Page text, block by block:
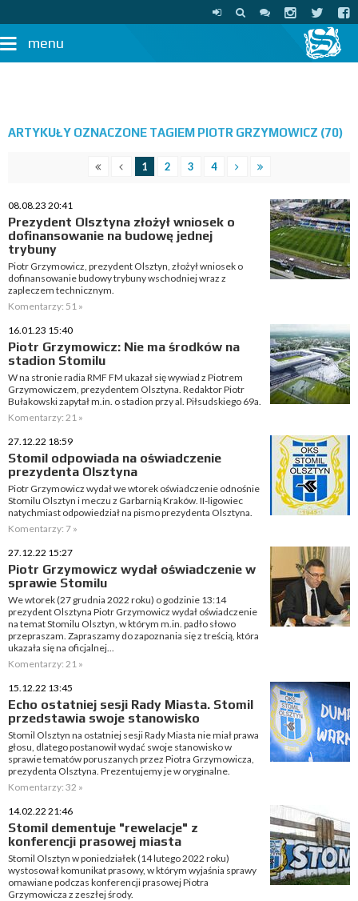
menu
ARTYKUŁY OZNACZONE TAGIEM PIOTR GRZYMOWICZ (70)
1 2 3 4
08.08.23 20:41
Prezydent Olsztyna złożył wniosek o
dofinansowanie na budowę jednej
trybuny
Piotr Grzymowicz, prezydent Olsztyn, złożył wniosek o
dofinansowanie budowy trybuny wschodniej wraz z
zapleczem technicznym.
Komentarzy: 51 »
16.01.23 15:40
Piotr Grzymowicz: Nie ma środków na
stadion Stomilu
W na stronie radia RMF FM ukazał się wywiad z Piotrem
Grzymowiczem, prezydentem Olsztyna. Redaktor Piotr
Bułakowski zapytał m.in. o stadion przy al. Piłsudskiego 69a.
Komentarzy: 21 »
27.12.22 18:59
Stomil odpowiada na oświadczenie
prezydenta Olsztyna
Piotr Grzymowicz wydał we wtorek oświadczenie odnośnie
Stomilu Olsztyn i meczu z Garbarnią Kraków. II-ligowiec
natychmiast odpowiedział na pismo prezydenta Olsztyna.
Komentarzy: 7 »
27.12.22 15:27
Piotr Grzymowicz wydał oświadczenie w
sprawie Stomilu
We wtorek (27 grudnia 2022 roku) o godzinie 13:14
prezydent Olsztyna Piotr Grzymowicz wydał oświadczenie
na temat Stomilu Olsztyn, w którym m.in. padło słowo
przepraszam. Zapraszamy do zapoznania się z treścią, która
ukazała się na oficjalnej...
Komentarzy: 21 »
15.12.22 13:45
Echo ostatniej sesji Rady Miasta. Stomil
przedstawia swoje stanowisko
Stomil Olsztyn na ostatniej sesji Rady Miasta nie miał prawa
głosu, dlatego postanowił wydać swoje stanowisko w
sprawie tematów poruszanych przez Piotra Grzymowicza,
prezydenta Olsztyna. Prezentujemy je w oryginalne.
Komentarzy: 32 »
14.02.22 21:46
Stomil dementuje "rewelacje" z
konferencji prasowej miasta
Stomil Olsztyn w poniedziałek (14 lutego 2022 roku)
wystosował komunikat prasowy, w którym wyjaśnia sprawy
omawiane podczas konferencji prasowej Piotra
Grzymowicza z zeszłej środy.